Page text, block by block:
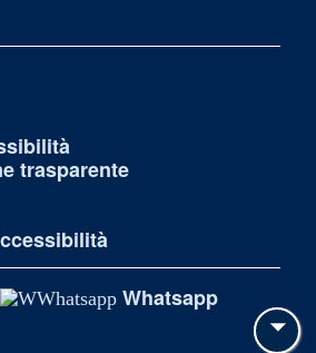
trasparente
Whatsapp
su